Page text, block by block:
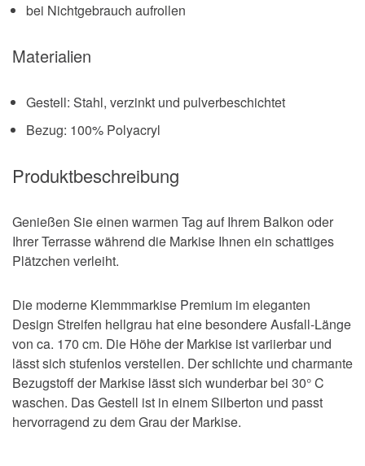
bei Nichtgebrauch aufrollen
Materialien
Gestell: Stahl, verzinkt und pulverbeschichtet
Bezug: 100% Polyacryl
Produktbeschreibung
Genießen Sie einen warmen Tag auf Ihrem Balkon oder
Ihrer Terrasse während die Markise Ihnen ein schattiges
Plätzchen verleiht.
Die moderne Klemmmarkise Premium im eleganten
Design Streifen hellgrau hat eine besondere Ausfall-Länge
von ca. 170 cm. Die Höhe der Markise ist variierbar und
lässt sich stufenlos verstellen. Der schlichte und charmante
Bezugstoff der Markise lässt sich wunderbar bei 30° C
waschen. Das Gestell ist in einem Silberton und passt
hervorragend zu dem Grau der Markise.